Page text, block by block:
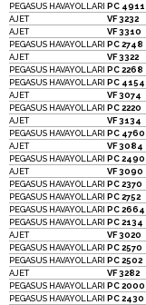
PEGASUS HAVAYOLLARI PC 4911
AJET
VF 3232
AJET
VF 3310
PEGASUS HAVAYOLLARI PC 2748
AJET
VF 3322
PEGASUS HAVAYOLLARI PC 2268
PEGASUS HAVAYOLLARI PC 4154
AJET
VF 3074
PEGASUS HAVAYOLLARI PC 2220
AJET
VF 3134
PEGASUS HAVAYOLLARI PC 4760
AJET
VF 3084
PEGASUS HAVAYOLLARI PC 2490
AJET
VF 3090
PEGASUS HAVAYOLLARI PC 2370
PEGASUS HAVAYOLLARI PC 2752
PEGASUS HAVAYOLLARI PC 2664
PEGASUS HAVAYOLLARI PC 2134
AJET
VF 3020
PEGASUS HAVAYOLLARI PC 2570
PEGASUS HAVAYOLLARI PC 2502
AJET
VF 3282
PEGASUS HAVAYOLLARI PC 2000
PEGASUS HAVAYOLLARI PC 2430